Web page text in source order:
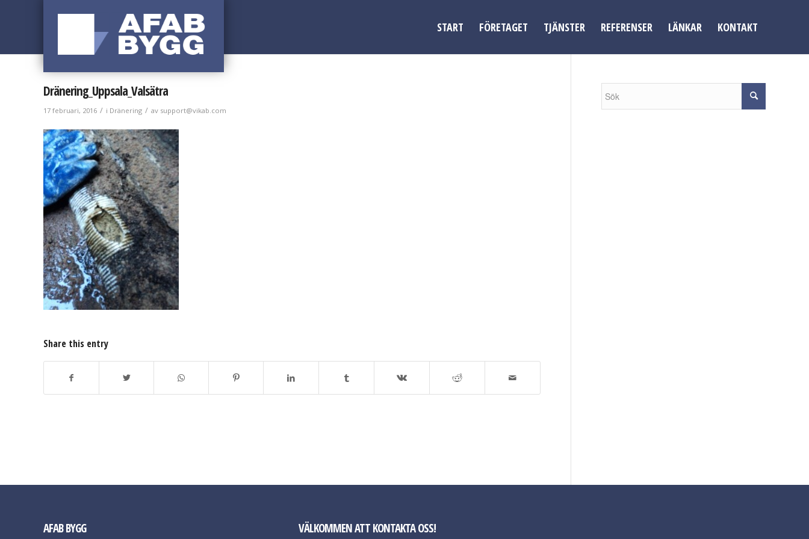
START FÖRETAGET TJÄNSTER REFERENSER LÄNKAR KONTAKT
Dränering_Uppsala_Valsätra
17 februari, 2016 / i Dränering / av support@vikab.com
Share this entry
AFAB BYGG VÄLKOMMEN ATT KONTAKTA OSS!